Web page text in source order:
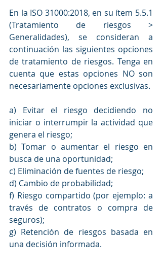
En la ISO 31000:2018, en su ítem 5.5.1
(Tratamiento de riesgos >
Generalidades), se consideran a
continuación las siguientes opciones
de tratamiento de riesgos. Tenga en
cuenta que estas opciones NO son
necesariamente opciones exclusivas.
a) Evitar el riesgo decidiendo no
iniciar o interrumpir la actividad que
genera el riesgo;
b) Tomar o aumentar el riesgo en
busca de una oportunidad;
c) Eliminación de fuentes de riesgo;
d) Cambio de probabilidad;
f) Riesgo compartido (por ejemplo: a
través de contratos o compra de
seguros);
g) Retención de riesgos basada en
una decisión informada.